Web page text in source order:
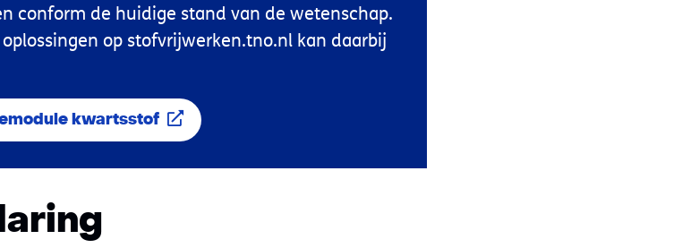
conform de huidige stand van de wetenschap.
op stofvrijwerken.tno.nl kan daarbij
kwartsstof